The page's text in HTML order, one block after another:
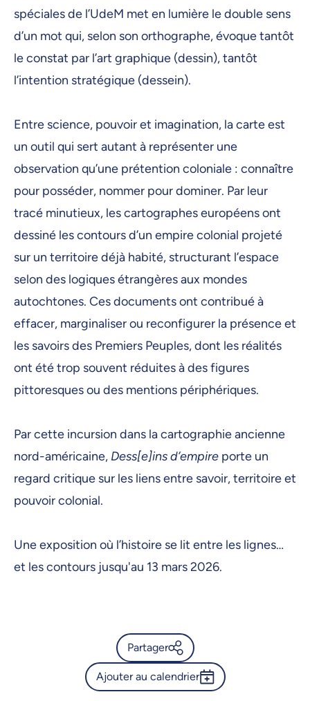
11 février 2026, 09:00
12 février 2026, 09:00
13 février 2026, 09:00
17 février 2026, 09:00
18 février 2026, 09:00
19 février 2026, 09:00
23 février 2026, 09:00
24 février 2026, 09:00
25 février 2026, 09:00
26 février 2026, 09:00
27 février 2026, 09:00
2 mars 2026, 09:00
3 mars 2026, 09:00
6 mars 2026, 09:00
9 mars 2026, 09:00
11 mars 2026, 09:00
spéciales de l’UdeM met en lumière le double sens
d’un mot qui, selon son orthographe, évoque tantôt
le constat par l’art graphique (dessin), tantôt
l’intention stratégique (dessein).
Entre science, pouvoir et imagination, la carte est
un outil qui sert autant à représenter une
observation qu’une prétention coloniale : connaître
pour posséder, nommer pour dominer. Par leur
tracé minutieux, les cartographes européens ont
dessiné les contours d’un empire colonial projeté
sur un territoire déjà habité, structurant l’espace
selon des logiques étrangères aux mondes
autochtones. Ces documents ont contribué à
effacer, marginaliser ou reconfigurer la présence et
les savoirs des Premiers Peuples, dont les réalités
ont été trop souvent réduites à des figures
pittoresques ou des mentions périphériques.
Par cette incursion dans la cartographie ancienne
nord-américaine, Dess[e]ins d’empire porte un
regard critique sur les liens entre savoir, territoire et
pouvoir colonial.
Une exposition où l’histoire se lit entre les lignes…
et les contours jusqu'au 13 mars 2026.
Partager
Calendrier de l’Université de
Ajouter au calendrier